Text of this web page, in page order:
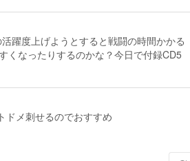
躍度上げようとすると戦闘の時間かかる
くなったりするのかな？今日で付録CD5
ドメ刺せるのでおすすめ